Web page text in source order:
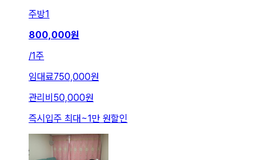
주방1
800,000원
/1주
임대료750,000원
관리비 50,000원
즉시입주 최대~1만 원할인